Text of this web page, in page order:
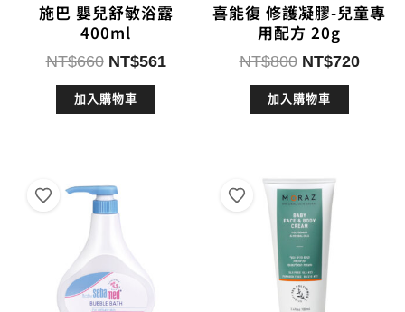
施巴 嬰兒舒敏浴露
400ml
NT$660 原
始
價
NT$561
加入購物車
喜能復 修護凝膠-兒童專
用配方 20g
NT$800 原
始
價
NT$720目
加入購物車